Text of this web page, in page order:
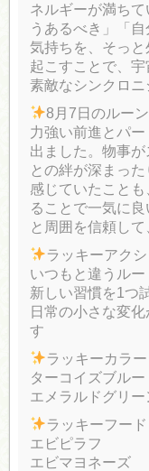
ネルギーが満ち
うあるべき」「
気持ちを、そっ
起こすことで、
素敵なシンクロニ
8月7日のルー
力強い前進とパ
出ました。物事
との絆が深まっ
感じていたこと
ることで一気に
と周囲を信頼し
ラッキーアク
いつもと違うルー
新しい習慣を1つ
日常の小さな変
す
ラッキーカラー
ターコイズブルー
エメラルドグリー
ラッキーフード
エビピラフ
エビマヨネーズ